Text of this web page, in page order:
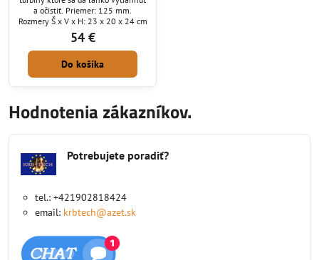
a očistiť. Priemer: 125 mm.
Rozmery Š x V x H: 23 x 20 x 24 cm
54 €
Do košíka
Hodnotenia zákazníkov.
Potrebujete poradiť?
tel.: +421902818424
email: krbtech@azet.sk